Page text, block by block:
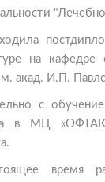
на кафедре
акад. И.П.
с
в МЦ
время